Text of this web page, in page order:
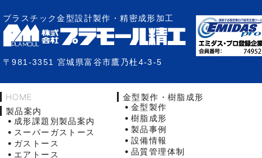
プラスチック金型設計製作・精密成形加工
〒981-3351 宮城県富谷市鷹乃杜4-3-5
HOME
製品案内
成形課題別製品案内
スーパーガストース
ガストース
エアトース
金型製作・樹脂成形
金型製作
樹脂成形
製品事例
設備情報
品質管理体制